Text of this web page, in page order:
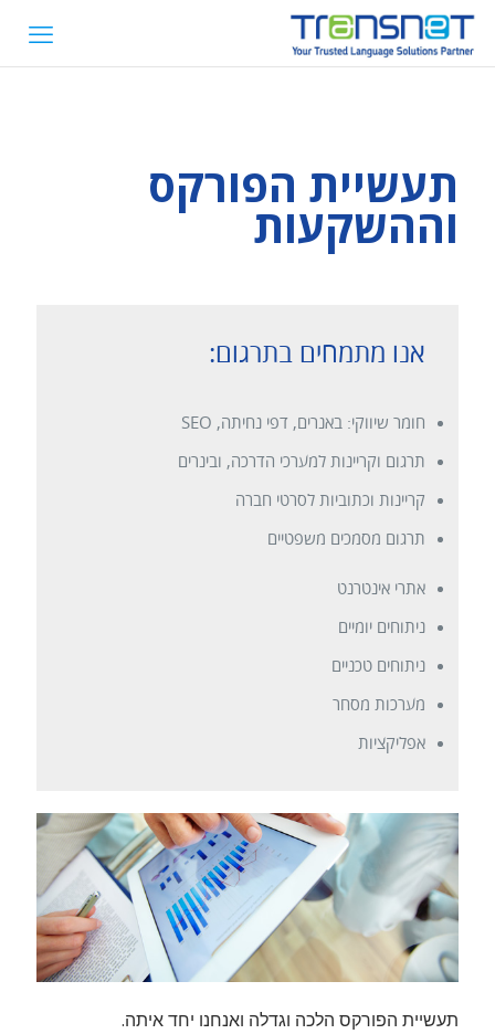
תעשיית הפורקס
וההשקעות
אנו מתמחים בתרגום:
חומר שיווקי: באנרים, דפי נחיתה, SEO
תרגום וקריינות למערכי הדרכה, ובינרים
קריינות וכתוביות לסרטי חברה
תרגום מסמכים משפטיים
אתרי אינטרנט
ניתוחים יומיים
ניתוחים טכניים
מערכות מסחר
אפליקציות
תעשיית הפורקס הלכה וגדלה ואנחנו יחד איתה.